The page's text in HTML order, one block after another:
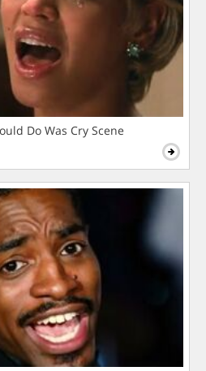
Do Was Cry Scene